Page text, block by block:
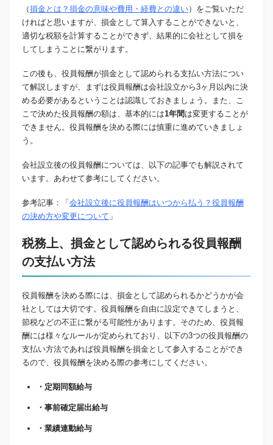
（損金とは？損金の意味や費用・経費との違い）をご覧いただ
ければと思いますが、損金として算入することができないと、
適切な税額を計算することができず、結果的に会社として損を
してしまうことに繋がります。
この後も、役員報酬が損金として認められる支払い方法につい
て解説しますが、まずは役員報酬は会社設立から3ヶ月以内に決
める必要があるということは認識しておきましょう。また、こ
こで決めた役員報酬の額は、基本的には1年間 は変更することが
できません。役員報酬を決める際には慎重に進めていきましょ
う。
会社設立後の役員報酬については、以下の記事でも解説されて
います。あわせて参考にしてください。
参考記事：「 会社設立後に役員報酬はいつから払う？役員報酬
の決め方や変更について 」
税務上、損金として認められる役員報酬
の支払い方法
役員報酬を決める際には、損金として認められるかどうかが会
社としては大切です。役員報酬を自由に設定できてしまうと、
節税などの不正に繋がる可能性があります。そのため、役員報
酬には様々なルールが定められており、以下の3つの役員報酬の
支払い方法であれば役員報酬を損金として参入することができ
るので、役員報酬を決める際の参考にしてください。
・定期同額給与
・事前確定届出給与
・業績連動給与